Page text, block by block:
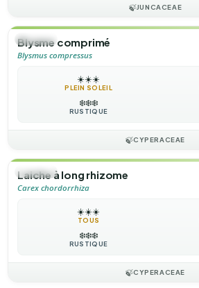
🍃JUNCACEAE
🌿HERBE
Blysme comprimé
Blysmus compressus
☀️☀️☀️
PLEIN SOLEIL
❄️❄️❄️
RUSTIQUE
🍃CYPERACEAE
🌿HERBE
Laiche à long rhizome
Carex chordorrhiza
☀️☀️☀️
TOUS
❄️❄️❄️
RUSTIQUE
🍃CYPERACEAE